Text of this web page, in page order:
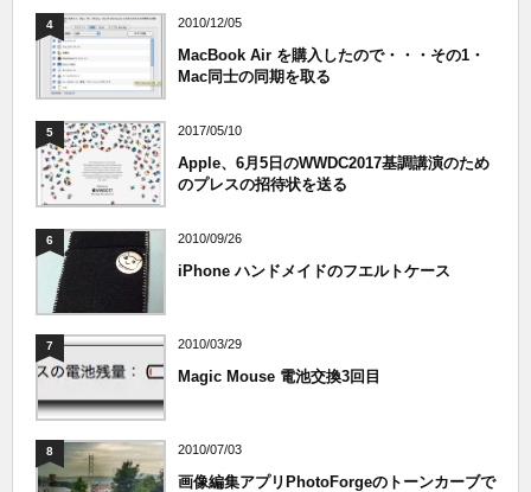
4 2010/12/05
MacBook Air を購入したので・・・その1・
Mac同士の同期を取る
5 2017/05/10
Apple、6月5日のWWDC2017基調講演のため
のプレスの招待状を送る
6 2010/09/26
iPhone ハンドメイドのフエルトケース
7 2010/03/29
Magic Mouse 電池交換3回目
8 2010/07/03
画像編集アプリPhotoForgeのトーンカーブで